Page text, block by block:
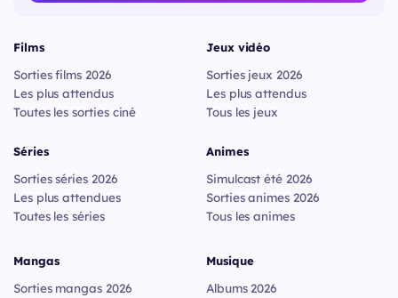
Films
Sorties films 2026
Les plus attendus
Toutes les sorties ciné
Séries
Sorties séries 2026
Les plus attendues
Toutes les séries
Jeux vidéo
Sorties jeux 2026
Les plus attendus
Tous les jeux
Animes
Simulcast été 2026
Sorties animes 2026
Tous les animes
Mangas
Sorties mangas 2026
Musique
Albums 2026